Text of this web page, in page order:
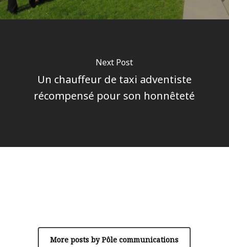
Next Post
Un chauffeur de taxi adventiste
récompensé pour son honnêteté
More posts by Pôle communications